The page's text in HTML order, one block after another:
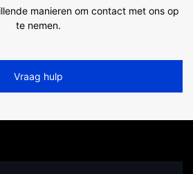
manieren om contact met ons op
te nemen.
Vraag hulp